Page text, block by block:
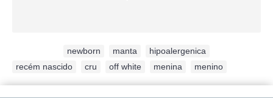
newborn manta hipoalergenica
recém nascido
cru off white menina menino